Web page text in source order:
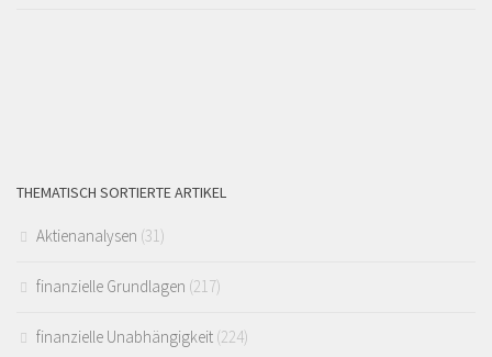
THEMATISCH SORTIERTE ARTIKEL
Aktienanalysen (31)
finanzielle Grundlagen (217)
finanzielle Unabhängigkeit (224)